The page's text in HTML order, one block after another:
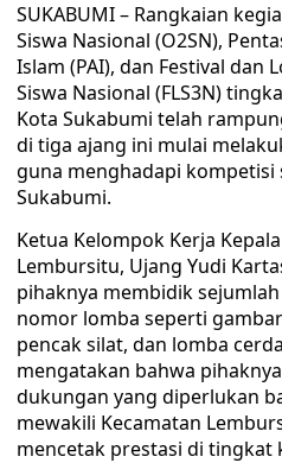
SUKABUMI – Rangkaian
Siswa Nasional (O2SN),
Islam (PAI), dan Festival dan
Siswa Nasional (FLS3N)
Kota Sukabumi telah
di tiga ajang ini mulai
guna menghadapi
Sukabumi.
Ketua Kelompok Kerja
Lembursitu, Ujang Yudi
pihaknya membidik
nomor lomba seperti
pencak silat, dan lomba
mengatakan bahwa
dukungan yang diperlukan
mewakili Kecamatan
mencetak prestasi di tingkat